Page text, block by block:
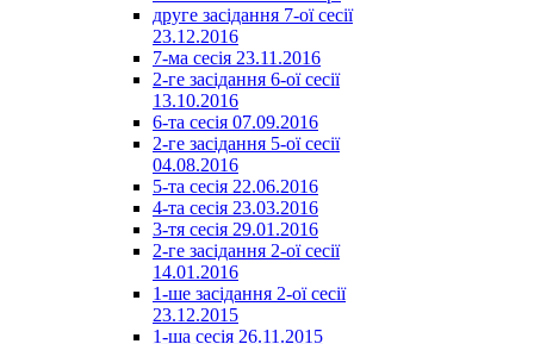
друге засідання 7-ої сесії
23.12.2016
7-ма сесія 23.11.2016
2-ге засідання 6-ої сесії
13.10.2016
6-та сесія 07.09.2016
2-ге засідання 5-ої сесії
04.08.2016
5-та сесія 22.06.2016
4-та сесія 23.03.2016
3-тя сесія 29.01.2016
2-ге засідання 2-ої сесії
14.01.2016
1-ше засідання 2-ої сесії
23.12.2015
1-ша сесія 26.11.2015